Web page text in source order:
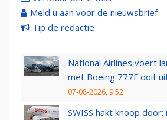
Meld u aan voor de nieuwsbrief
Tip de redactie
National Airlines voert
met Boeing 777F ooit
07-08-2026, 9:52
SWISS hakt knoop